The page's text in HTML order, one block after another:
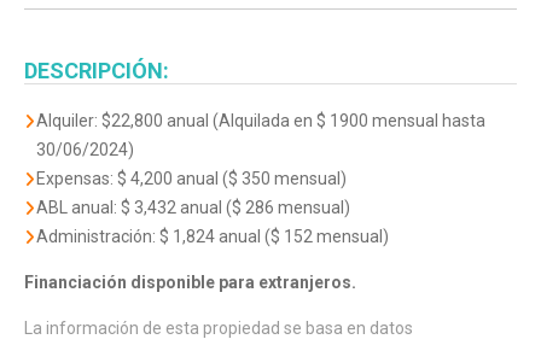
DESCRIPCIÓN:
Alquiler: $22,800 anual (Alquilada en $ 1900 mensual hasta
30/06/2024)
Expensas: $ 4,200 anual ($ 350 mensual)
ABL anual: $ 3,432 anual ($ 286 mensual)
Administración: $ 1,824 anual ($ 152 mensual)
Financiación disponible para extranjeros.
La información de esta propiedad se basa en datos